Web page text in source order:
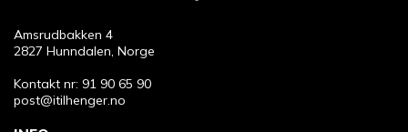
Amsrudbakken 4
2827 Hunndalen, Norge
Kontakt nr: 91 90 65 90
post@itilhenger.no